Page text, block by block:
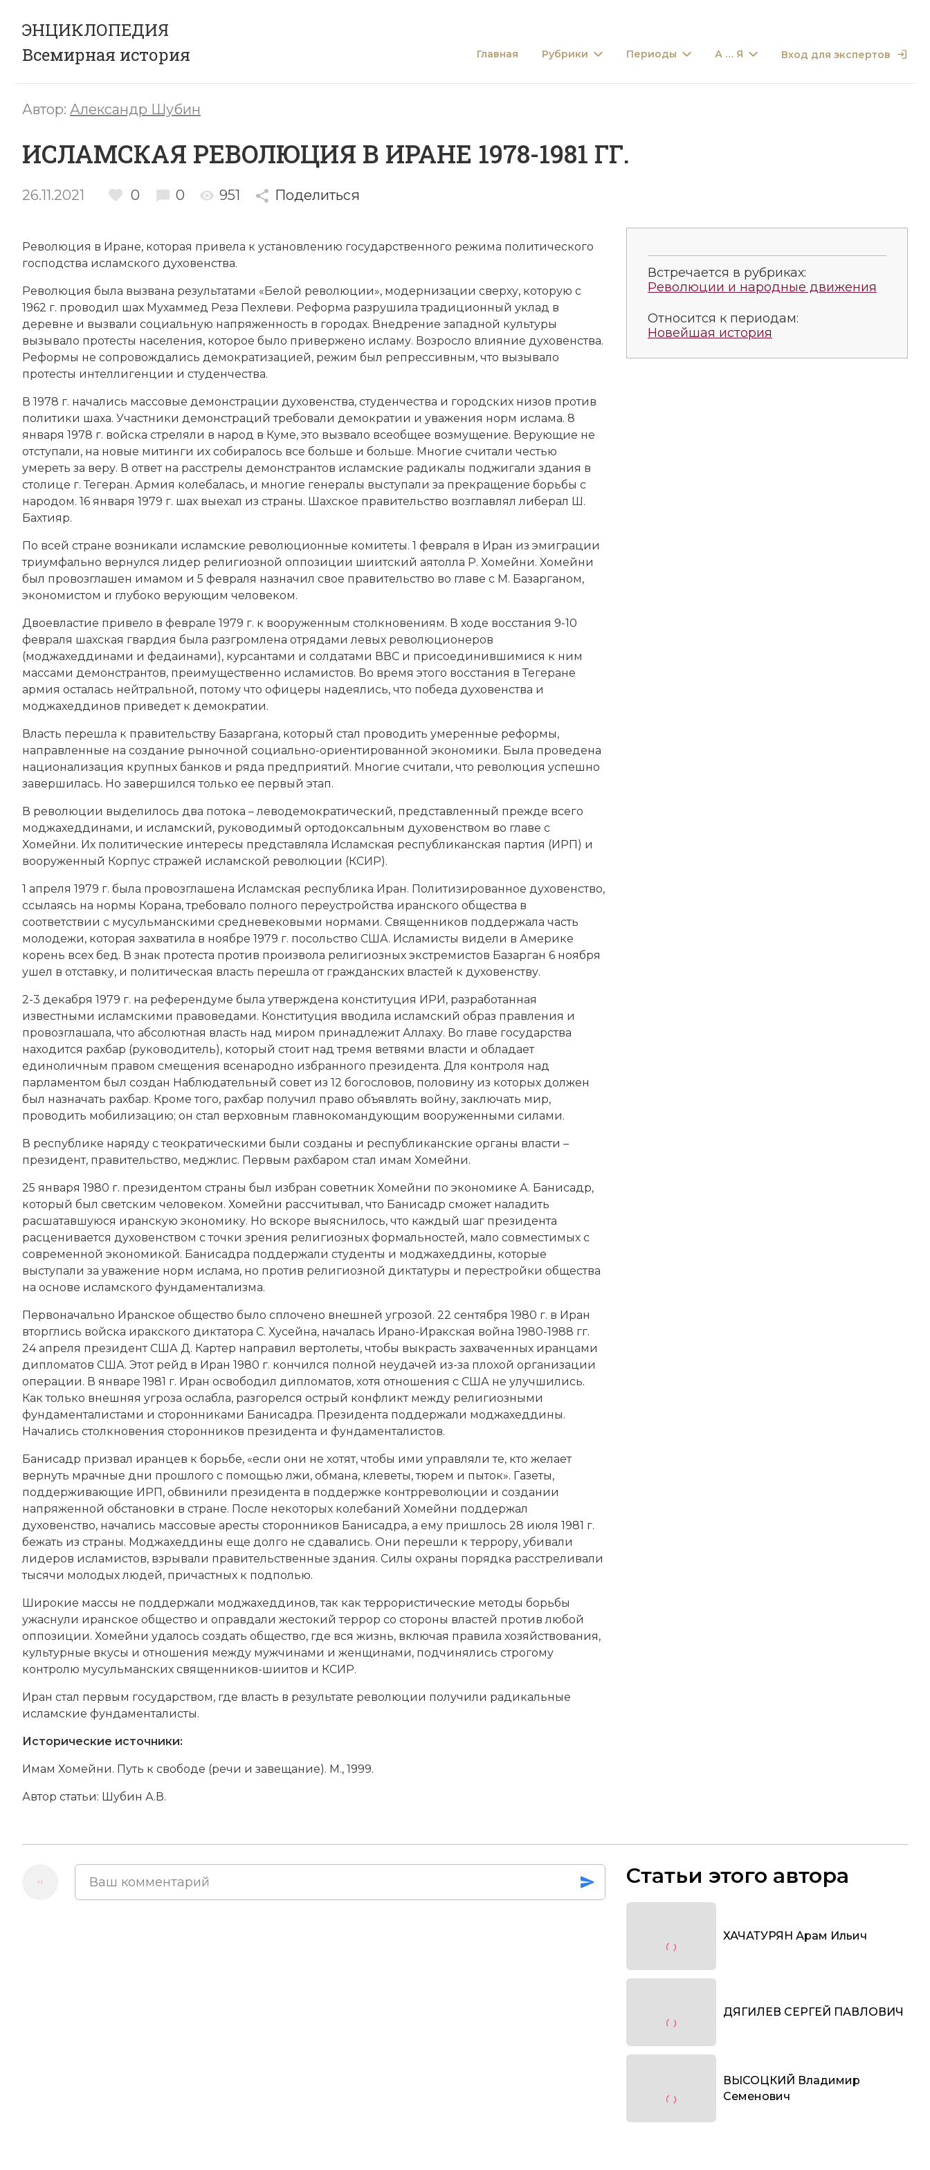
ЭНЦИКЛОПЕДИЯ
Всемирная история
Главная Рубрики Периоды А … Я Вход для экспертов
Автор: Александр Шубин
ИСЛАМСКАЯ РЕВОЛЮЦИЯ В ИРАНЕ 1978-1981 ГГ.
26.11.2021 0 0 951 Поделиться
Революция в Иране, которая привела к установлению государственного режима политического
господства исламского духовенства.
Революция была вызвана результатами «Белой революции», модернизации сверху, которую с
1962 г. проводил шах Мухаммед Реза Пехлеви. Реформа разрушила традиционный уклад в
деревне и вызвали социальную напряженность в городах. Внедрение западной культуры
вызывало протесты населения, которое было привержено исламу. Возросло влияние духовенства.
Реформы не сопровождались демократизацией, режим был репрессивным, что вызывало
протесты интеллигенции и студенчества.
В 1978 г. начались массовые демонстрации духовенства, студенчества и городских низов против
политики шаха. Участники демонстраций требовали демократии и уважения норм ислама. 8
января 1978 г. войска стреляли в народ в Куме, это вызвало всеобщее возмущение. Верующие не
отступали, на новые митинги их собиралось все больше и больше. Многие считали честью
умереть за веру. В ответ на расстрелы демонстрантов исламские радикалы поджигали здания в
столице г. Тегеран. Армия колебалась, и многие генералы выступали за прекращение борьбы с
народом. 16 января 1979 г. шах выехал из страны. Шахское правительство возглавлял либерал Ш.
Бахтияр.
По всей стране возникали исламские революционные комитеты. 1 февраля в Иран из эмиграции
триумфально вернулся лидер религиозной оппозиции шиитский аятолла Р. Хомейни. Хомейни
был провозглашен имамом и 5 февраля назначил свое правительство во главе с М. Базарганом,
экономистом и глубоко верующим человеком.
Двоевластие привело в феврале 1979 г. к вооруженным столкновениям. В ходе восстания 9-10
февраля шахская гвардия была разгромлена отрядами левых революционеров
(моджахеддинами и федаинами), курсантами и солдатами ВВС и присоединившимися к ним
массами демонстрантов, преимущественно исламистов. Во время этого восстания в Тегеране
армия осталась нейтральной, потому что офицеры надеялись, что победа духовенства и
моджахеддинов приведет к демократии.
Власть перешла к правительству Базаргана, который стал проводить умеренные реформы,
направленные на создание рыночной социально-ориентированной экономики. Была проведена
национализация крупных банков и ряда предприятий. Многие считали, что революция успешно
завершилась. Но завершился только ее первый этап.
В революции выделилось два потока – леводемократический, представленный прежде всего
моджахеддинами, и исламский, руководимый ортодоксальным духовенством во главе с
Хомейни. Их политические интересы представляла Исламская республиканская партия (ИРП) и
вооруженный Корпус стражей исламской революции (КСИР).
1 апреля 1979 г. была провозглашена Исламская республика Иран. Политизированное духовенство,
ссылаясь на нормы Корана, требовало полного переустройства иранского общества в
соответствии с мусульманскими средневековыми нормами. Священников поддержала часть
молодежи, которая захватила в ноябре 1979 г. посольство США. Исламисты видели в Америке
корень всех бед. В знак протеста против произвола религиозных экстремистов Базарган 6 ноября
ушел в отставку, и политическая власть перешла от гражданских властей к духовенству.
2-3 декабря 1979 г. на референдуме была утверждена конституция ИРИ, разработанная
известными исламскими правоведами. Конституция вводила исламский образ правления и
провозглашала, что абсолютная власть над миром принадлежит Аллаху. Во главе государства
находится рахбар (руководитель), который стоит над тремя ветвями власти и обладает
единоличным правом смещения всенародно избранного президента. Для контроля над
парламентом был создан Наблюдательный совет из 12 богословов, половину из которых должен
был назначать рахбар. Кроме того, рахбар получил право объявлять войну, заключать мир,
проводить мобилизацию; он стал верховным главнокомандующим вооруженными силами.
В республике наряду с теократическими были созданы и республиканские органы власти –
президент, правительство, меджлис. Первым рахбаром стал имам Хомейни.
25 января 1980 г. президентом страны был избран советник Хомейни по экономике А. Банисадр,
который был светским человеком. Хомейни рассчитывал, что Банисадр сможет наладить
расшатавшуюся иранскую экономику. Но вскоре выяснилось, что каждый шаг президента
расценивается духовенством с точки зрения религиозных формальностей, мало совместимых с
современной экономикой. Банисадра поддержали студенты и моджахеддины, которые
выступали за уважение норм ислама, но против религиозной диктатуры и перестройки общества
на основе исламского фундаментализма.
Первоначально Иранское общество было сплочено внешней угрозой. 22 сентября 1980 г. в Иран
вторглись войска иракского диктатора С. Хусейна, началась Ирано-Иракская война 1980-1988 гг.
24 апреля президент США Д. Картер направил вертолеты, чтобы выкрасть захваченных иранцами
дипломатов США. Этот рейд в Иран 1980 г. кончился полной неудачей из-за плохой организации
операции. В январе 1981 г. Иран освободил дипломатов, хотя отношения с США не улучшились.
Как только внешняя угроза ослабла, разгорелся острый конфликт между религиозными
фундаменталистами и сторонниками Банисадра. Президента поддержали моджахеддины.
Начались столкновения сторонников президента и фундаменталистов.
Банисадр призвал иранцев к борьбе, «если они не хотят, чтобы ими управляли те, кто желает
вернуть мрачные дни прошлого с помощью лжи, обмана, клеветы, тюрем и пыток». Газеты,
поддерживающие ИРП, обвинили президента в поддержке контрреволюции и создании
напряженной обстановки в стране. После некоторых колебаний Хомейни поддержал
духовенство, начались массовые аресты сторонников Банисадра, а ему пришлось 28 июля 1981 г.
бежать из страны. Моджахеддины еще долго не сдавались. Они перешли к террору, убивали
лидеров исламистов, взрывали правительственные здания. Силы охраны порядка расстреливали
тысячи молодых людей, причастных к подполью.
Широкие массы не поддержали моджахеддинов, так как террористические методы борьбы
ужаснули иранское общество и оправдали жестокий террор со стороны властей против любой
оппозиции. Хомейни удалось создать общество, где вся жизнь, включая правила хозяйствования,
культурные вкусы и отношения между мужчинами и женщинами, подчинялись строгому
контролю мусульманских священников-шиитов и КСИР.
Иран стал первым государством, где власть в результате революции получили радикальные
исламские фундаменталисты.
Исторические источники:
Имам Хомейни. Путь к свободе (речи и завещание). М., 1999.
Автор статьи: Шубин А.В.
Встречается в рубриках:
Революции и народные движения
Относится к периодам:
Новейшая история
Статьи этого автора
ХАЧАТУРЯН Арам Ильич
ДЯГИЛЕВ СЕРГЕЙ ПАВЛОВИЧ
ВЫСОЦКИЙ Владимир
Семенович